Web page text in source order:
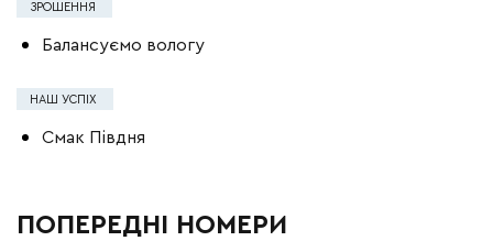
ЗРОШЕННЯ
Балансуємо вологу
НАШ УСПІХ
Смак Півдня
ПОПЕРЕДНІ НОМЕРИ